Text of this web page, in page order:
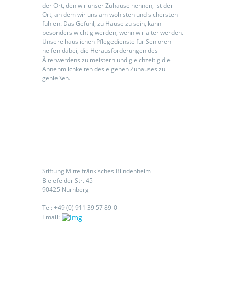
der Ort, den wir unser Zuhause nennen, ist der
Ort, an dem wir uns am wohlsten und sichersten
fühlen. Das Gefühl, zu Hause zu sein, kann
besonders wichtig werden, wenn wir älter werden.
Unsere häuslichen Pflegedienste für Senioren
helfen dabei, die Herausforderungen des
Älterwerdens zu meistern und gleichzeitig die
Annehmlichkeiten des eigenen Zuhauses zu
genießen.
Stiftung Mittelfränkisches Blindenheim
Bielefelder Str. 45
90425 Nürnberg
Tel: +49 (0) 911 39 57 89-0
Email: